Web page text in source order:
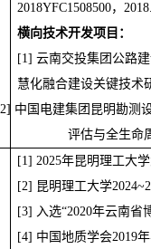
2018YFC1508500，
横向技术开发项目：
云南交投集团公路
慧化融合建设关键技术
中国电建集团昆明勘测
评估与全生命
2025年昆明理工大
昆明理工大学2024~
入选“2020年云南省
中国地质学会2019